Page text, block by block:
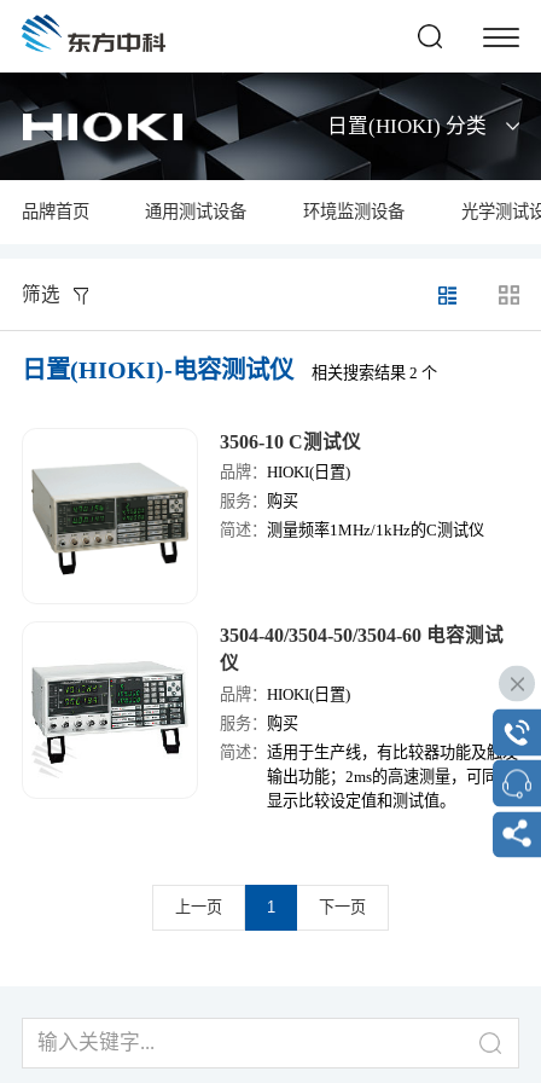
日置(HIOKI) 分类
品牌首页 通用测试设备 环境监测设备 光学测试
筛选
日置(HIOKI)-电容测试仪 相关搜索结果 2 个
3506-10 C测试仪
品牌：HIOKI(日置)
服务： 购买
简述：测量频率1MHz/1kHz的C测试仪
3504-40/3504-50/3504-60 电容测试
仪
品牌：HIOKI(日置)
服务： 购买
简述：适用于生产线，有比较器功能及触发
输出功能；2ms的高速测量，可同时
显示比较设定值和测试值。
上一页 1 下一页